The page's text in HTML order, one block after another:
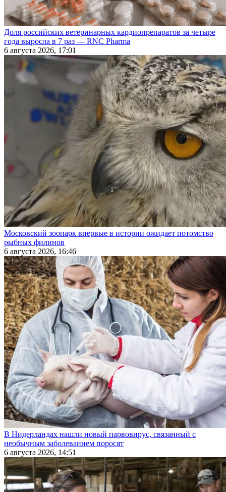
Доля российских ветеринарных кардиопрепаратов за четыре
года выросла в 7 раз — RNC Pharma
6 августа 2026, 17:01
Московский зоопарк впервые в истории ожидает потомство
рыбных филинов
6 августа 2026, 16:46
В Нидерландах нашли новый парвовирус, связанный с
необычным заболеванием поросят
6 августа 2026, 14:51